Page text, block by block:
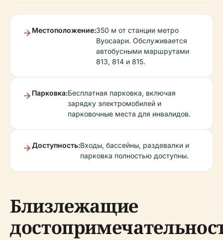
Местоположение:350 м от станции метро
Вуосаари. Обслуживается
автобусными маршрутами
813, 814 и 815.
Парковка:Бесплатная парковка, включая
зарядку электромобилей и
парковочные места для инвалидов.
Доступность:Входы, бассейны, раздевалки и
парковка полностью доступны.
Близлежащие